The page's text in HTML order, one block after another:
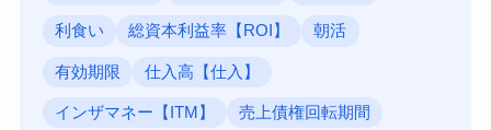
利食い 総資本利益率【ROI】 朝活
有効期限 仕入高【仕入】
インザマネー【ITM】 売上債権回転期間